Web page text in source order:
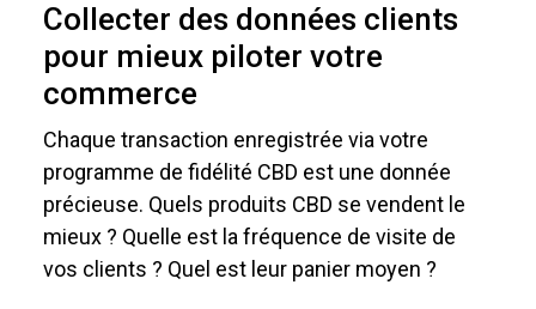
Collecter des données clients
pour mieux piloter votre
commerce
Chaque transaction enregistrée via votre
programme de fidélité CBD est une donnée
précieuse. Quels produits CBD se vendent le
mieux ? Quelle est la fréquence de visite de
vos clients ? Quel est leur panier moyen ?